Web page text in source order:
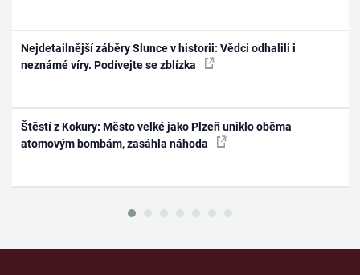
Nejdetailnější záběry Slunce v historii: Vědci odhalili i
neznámé víry. Podívejte se zblízka
Štěstí z Kokury: Město velké jako Plzeň uniklo oběma
atomovým bombám, zasáhla náhoda